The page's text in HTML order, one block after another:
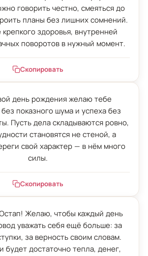
говорить честно, смеяться до
планы без лишних сомнений.
здоровья, внутренней
поворотов в нужный момент.
Скопировать
день рождения желаю тебе
показного шума и успеха без
Пусть дела складываются ровно,
становятся не стеной, а
свой характер — в нём много
силы.
Скопировать
Желаю, чтобы каждый день
уважать себя ещё больше: за
за верность своим словам.
будет достаточно тепла, денег,